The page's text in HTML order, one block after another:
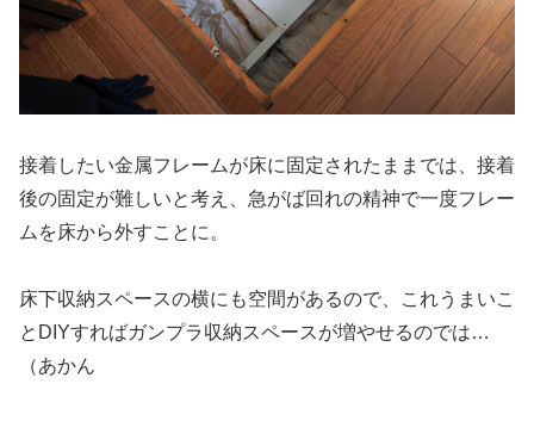
接着したい金属フレームが床に固定されたままでは、接着
後の固定が難しいと考え、急がば回れの精神で一度フレー
ムを床から外すことに。
床下収納スペースの横にも空間があるので、これうまいこ
とDIYすればガンプラ収納スペースが増やせるのでは…
（あかん